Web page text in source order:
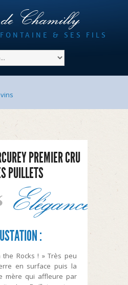
de Chamilly
& SES FILS
PREMIER CRU
PUILLETS
Elégance
:
the Rocks ! » Très peu
en surface puis la
mère qui affleure par